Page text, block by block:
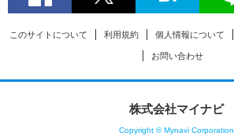
このサイトについて 利用規約 個人情報について
お問い合わせ
株式会社マイナビ
Copyright © Mynavi Corporation